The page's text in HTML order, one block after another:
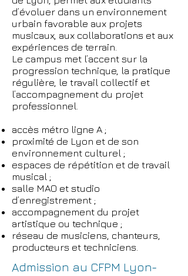
d’évoluer dans un environnement
urbain favorable aux projets
musicaux, aux collaborations et aux
expériences de terrain.
Le campus met l’accent sur la
progression technique, la pratique
régulière, le travail collectif et
l’accompagnement du projet
professionnel.
accès métro ligne A ;
proximité de Lyon et de son
environnement culturel ;
espaces de répétition et de travail
musical ;
salle MAO et studio
d’enregistrement ;
accompagnement du projet
artistique ou technique ;
réseau de musiciens, chanteurs,
producteurs et techniciens.
Admission au CFPM Lyon-